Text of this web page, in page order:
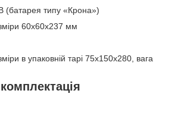
(батарея типу «Крона»)
60х60х237 мм
в упаковній тарі 75х150х280, вага